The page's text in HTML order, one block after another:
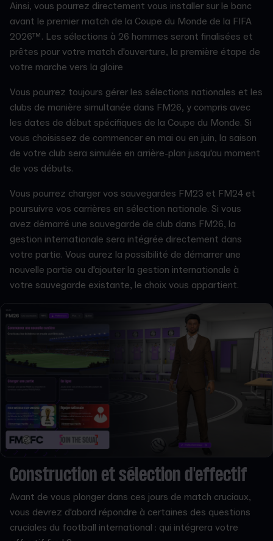
Ainsi, vous pourrez directement vous installer sur le banc
avant le premier match de la Coupe du Monde de la FIFA
2026™. Les sélections à 26 hommes seront finalisées et
prêtes pour votre match d'ouverture, la première étape de
votre marche vers la gloire
Vous pourrez toujours gérer les sélections nationales et les
clubs de manière simultanée dans FM26, y compris avec
les dates de début spécifiques de la Coupe du Monde. Si
vous choisissez de commencer en mai ou en juin, la saison
de votre club sera simulée en arrière-plan jusqu'au moment
de vos débuts.
Vous pourrez charger vos sauvegardes FM23 et FM24 et
poursuivre vos carrières en sélection nationale. Si vous
avez démarré une sauvegarde de club dans FM26, la
gestion internationale sera intégrée directement dans
votre partie. Vous aurez la possibilité de démarrer une
nouvelle partie ou d'ajouter la gestion internationale à
votre sauvegarde existante, le choix vous appartient.
Construction et sélection d'effectif
Avant de vous plonger dans ces jours de match cruciaux,
vous devrez d'abord répondre à certaines des questions
cruciales du football international : qui intégrera votre